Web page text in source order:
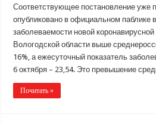
Соответствующее постановление уже
опубликовано в официальном паблике
заболеваемости новой
Вологодской области выше
16%, а ежесуточный показатель
6 октября – 23,54. Это превышение
Почитать »